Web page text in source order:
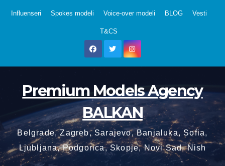
Influenseri Spokes modeli Voice-over modeli BLOG Vesti
T&CS
Premium Models Agency
BALKAN
Belgrade, Zagreb, Sarajevo, Banjaluka, Sofia,
Ljubljana, Podgorica, Skopje, Novi Sad, Nish